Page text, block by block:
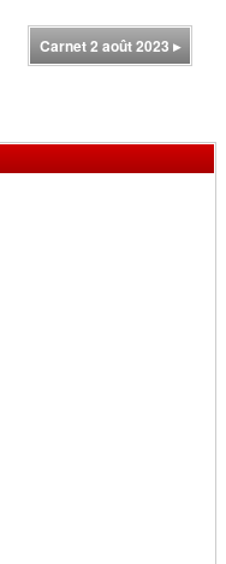
Carnet 2 août 2023 ▸